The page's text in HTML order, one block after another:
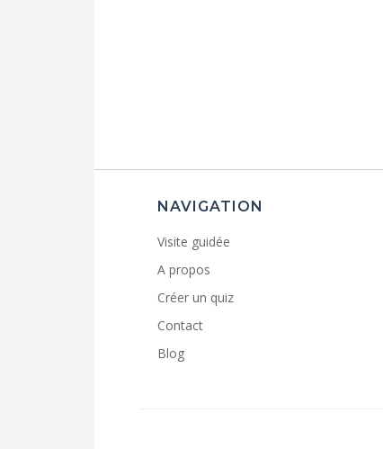
NAVIGATION
Visite guidée
A propos
Créer un quiz
Contact
Blog